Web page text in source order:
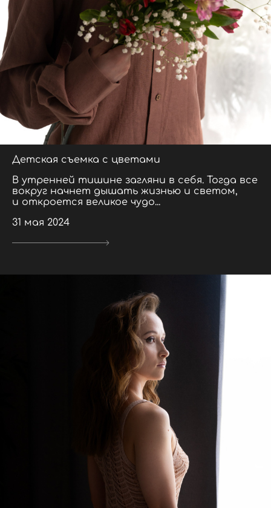
Детская съемка с цветами
В утренней тишине загляни в себя. Тогда все
вокруг начнет дышать жизнью и светом,
и откроется великое чудо...
31 мая 2024